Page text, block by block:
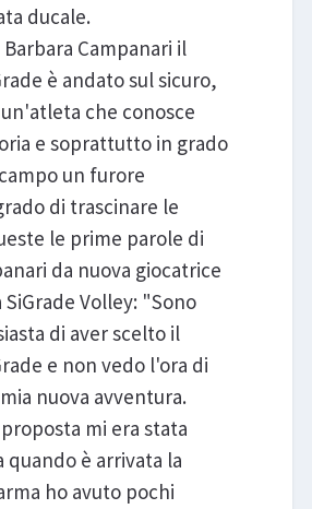
ducale.
Campanari il
è andato sul sicuro,
che conosce
e soprattutto in grado
un furore
di trascinare le
le prime parole di
da nuova giocatrice
Volley: "Sono
di aver scelto il
e non vedo l'ora di
nuova avventura.
mi era stata
è arrivata la
ho avuto pochi